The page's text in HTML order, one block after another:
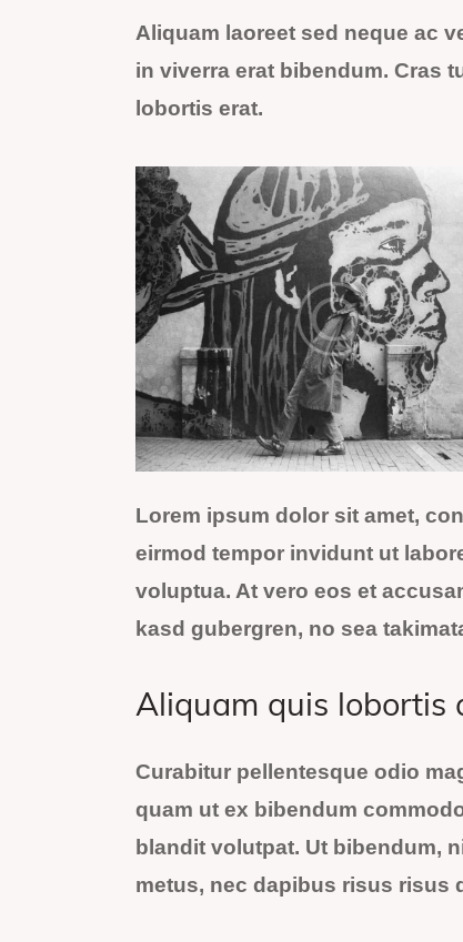
Aliquam laoreet sed neque ac
in viverra erat bibendum. Cras
lobortis erat.
Lorem ipsum dolor sit amet,
eirmod tempor invidunt ut
voluptua. At vero eos et
kasd gubergren, no sea
Aliquam quis lobortis
Curabitur pellentesque odio
quam ut ex bibendum
blandit volutpat. Ut bibendum,
metus, nec dapibus risus risus